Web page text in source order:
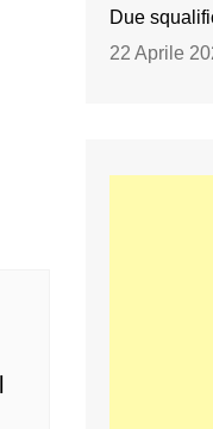
Due
22 Aprile